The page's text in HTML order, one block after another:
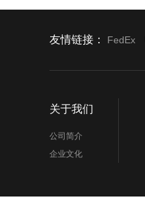
友情链接： FedEx
关于我们
公司简介
企业文化